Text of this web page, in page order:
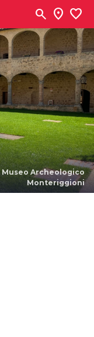
search location_on favorite
Museo Archeologico
Monteriggioni